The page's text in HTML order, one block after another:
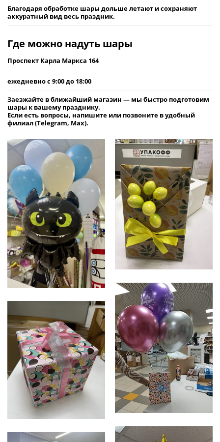
Благодаря обработке шары дольше летают и сохраняют
аккуратный вид весь праздник.
Где можно надуть шары
Проспект Карла Маркса 164
ежедневно с9:00 до 18:00
Заезжайте в ближайший магазин — мы быстро подготовим
шары к вашему празднику.
Если есть вопросы, напишите или позвоните в удобный
филиал (Telegram, Max).